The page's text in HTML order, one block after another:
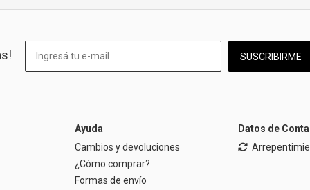
SUSCRIBIRME
Ayuda
Cambios y devoluciones
¿Cómo comprar?
Formas de envío
Datos de